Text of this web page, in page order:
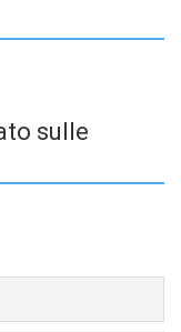
sulle